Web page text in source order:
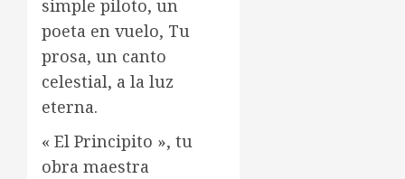
simple piloto, un
poeta en vuelo, Tu
prosa, un canto
celestial, a la luz
eterna.
« El Principito », tu
obra maestra